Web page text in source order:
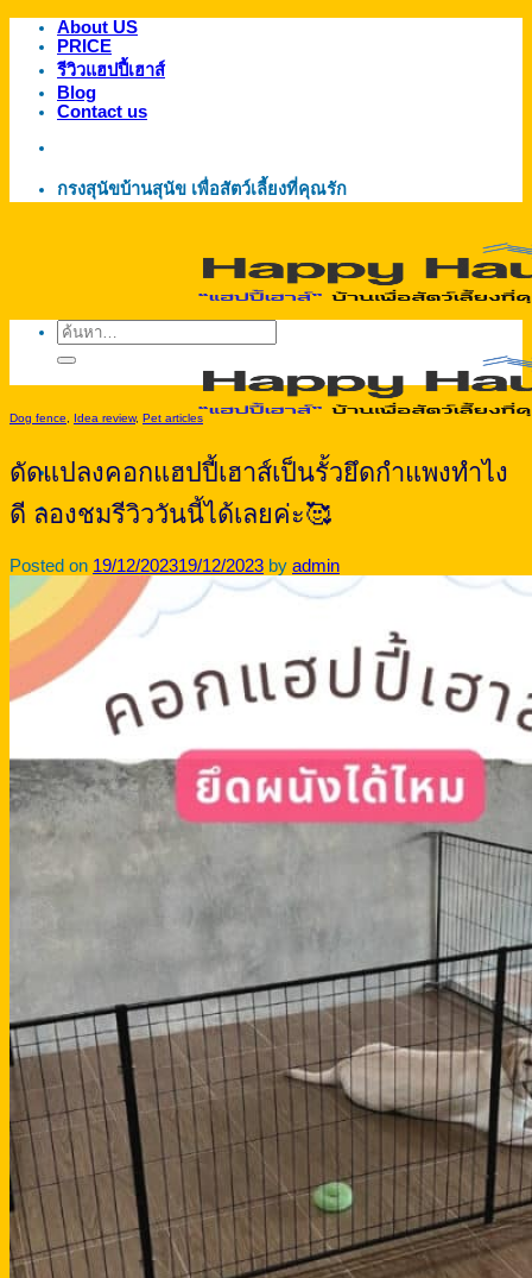
ข้าม
เนื้อหา
About US
PRICE
รีวิวแฮปปี้เฮาส์
Blog
Contact us
กรงสุนัขบ้านสุนัข เพื่อสัตว์เลี้ยงที่คุณรัก
ค้นหา:
Dog fence, Idea review, Pet articles
ดัดแปลงคอกแฮปปี้เฮาส์เป็นรั้วยึดกำแพงทำไง
ดี ลองชมรีวิววันนี้ได้เลยค่ะ🥰
Posted on 19/12/202319/12/2023 by admin